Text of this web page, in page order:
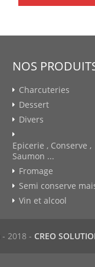
NOS
Charcuteries
Dessert
Divers
Epicerie , Conserve ,
Saumon ...
Fromage
Semi conserve
Vin et alcool
- 2018 - CREO